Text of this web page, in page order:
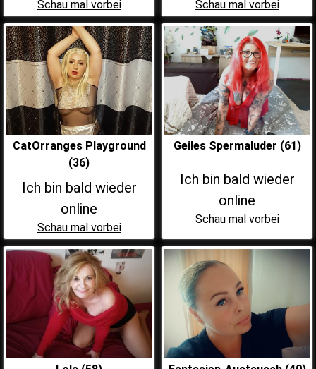
Schau mal vorbei Schau mal vorbei
CatOrranges Playground
(36)
Ich bin bald wieder
online
Schau mal vorbei
Geiles Spermaluder (61)
Ich bin bald wieder
online
Schau mal vorbei